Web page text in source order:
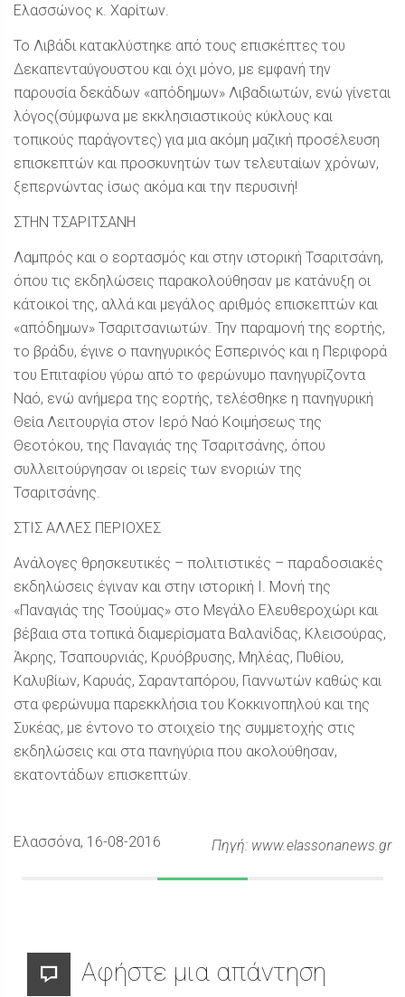
Ελασσώνος κ. Χαρίτων.
Το Λιβάδι κατακλύστηκε από τους επισκέπτες του
Δεκαπενταύγουστου και όχι μόνο, με εμφανή την
παρουσία δεκάδων «απόδημων» Λιβαδιωτών, ενώ γίνεται
λόγος(σύμφωνα με εκκλησιαστικούς κύκλους και
τοπικούς παράγοντες) για μια ακόμη μαζική προσέλευση
επισκεπτών και προσκυνητών των τελευταίων χρόνων,
ξεπερνώντας ίσως ακόμα και την περυσινή!
ΣΤΗΝ ΤΣΑΡΙΤΣΑΝΗ
Λαμπρός και ο εορτασμός και στην ιστορική Τσαριτσάνη,
όπου τις εκδηλώσεις παρακολούθησαν με κατάνυξη οι
κάτοικοί της, αλλά και μεγάλος αριθμός επισκεπτών και
«απόδημων» Τσαριτσανιωτών. Την παραμονή της εορτής,
το βράδυ, έγινε ο πανηγυρικός Εσπερινός και η Περιφορά
του Επιταφίου γύρω από το φερώνυμο πανηγυρίζοντα
Ναό, ενώ ανήμερα της εορτής, τελέσθηκε η πανηγυρική
Θεία Λειτουργία στον Ιερό Ναό Κοιμήσεως της
Θεοτόκου, της Παναγιάς της Τσαριτσάνης, όπου
συλλειτούργησαν οι ιερείς των ενοριών της
Τσαριτσάνης.
ΣΤΙΣ ΑΛΛΕΣ ΠΕΡΙΟΧΕΣ
Ανάλογες θρησκευτικές – πολιτιστικές – παραδοσιακές
εκδηλώσεις έγιναν και στην ιστορική Ι. Μονή της
«Παναγιάς της Τσούμας» στο Μεγάλο Ελευθεροχώρι και
βέβαια στα τοπικά διαμερίσματα Βαλανίδας, Κλεισούρας,
Άκρης, Τσαπουρνιάς, Κρυόβρυσης, Μηλέας, Πυθίου,
Καλυβίων, Καρυάς, Σαρανταπόρου, Γιαννωτών καθώς και
στα φερώνυμα παρεκκλήσια του Κοκκινοπηλού και της
Συκέας, με έντονο το στοιχείο της συμμετοχής στις
εκδηλώσεις και στα πανηγύρια που ακολούθησαν,
εκατοντάδων επισκεπτών.
Πηγή: www.elassonanews.gr
Ελασσόνα, 16-08-2016
Αφήστε μια απάντηση